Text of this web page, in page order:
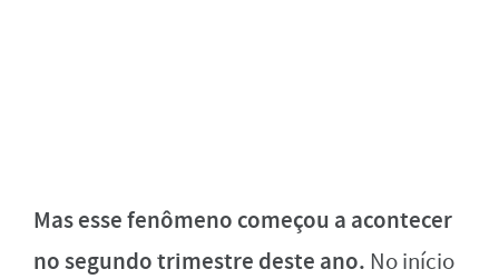
Mas esse fenômeno começou a acontecer
no segundo trimestre deste ano. No início